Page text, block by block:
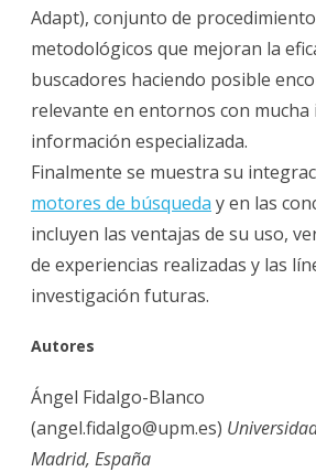
Adapt), conjunto de
metodológicos que mejoran la
buscadores haciendo posible
relevante en entornos con
información especializada.
Finalmente se muestra su
motores de búsqueda y en las
incluyen las ventajas de su uso,
de experiencias realizadas y las
investigación futuras.
Autores
Ángel Fidalgo-Blanco
(angel.fidalgo@upm.es)
Madrid, España